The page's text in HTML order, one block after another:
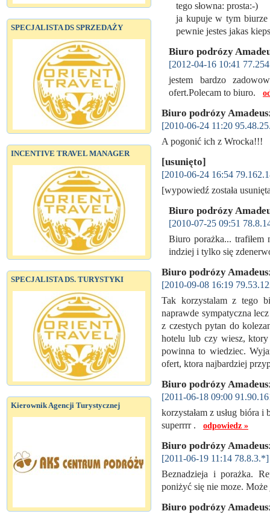
SPECJALISTA DS SPRZEDAŻY
INCENTIVE TRAVEL MANAGER
SPECJALISTA DS. TURYSTYKI
Kierownik Agencji Turystycznej
tego słowna: prosta:-)
ja kupuje w tym
pewnie jestes jakas
Biuro podrózy
[2012-04-16 10:41
jestem bardzo
ofert.Polecam to biuro.
Biuro podrózy
[2010-06-24 11:20
A pogonić ich z Wrocka!!!
[usunięto]
[2010-06-24 16:54
[wypowiedź została
Biuro podrózy
[2010-07-25 09:51
Biuro porażka... trafiłem
indziej i tylko się
Biuro podrózy
[2010-09-08 16:19
Tak korzystalam z tego
naprawde sympatyczna
z czestych pytan do
hotelu lub czy wiesz,
powinna to wiedziec.
ofert, ktora najbardziej
Biuro podrózy
[2011-06-18 09:00
korzystałam z usług bióra
superrrr . odpowiedz »
Biuro podrózy
[2011-06-19 11:14 78.8.3.*]
Beznadzieja i porażka.
poniżyć się nie moze.
Biuro podrózy